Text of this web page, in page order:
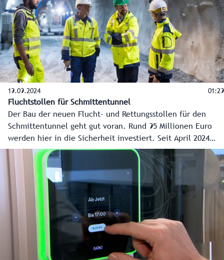
19.09.2024 01:29
Fluchtstollen für Schmittentunnel
Der Bau der neuen Flucht- und Rettungsstollen für den
Schmittentunnel geht gut voran. Rund 95 Millionen Euro
werden hier in die Sicherheit investiert. Seit April 2024
laufen die Arbeiten. Mittlerweile wurden rund 190 Meter
Fels bereits aus dem Berg gesprengt. Bis 2030 soll alles
fertig sein und dann im Ernstfall einen schnelleren Zugang
zu den Fluchtwegen, aber auch raschere Anfahrten für die
Rettungskräfte ermöglichen.